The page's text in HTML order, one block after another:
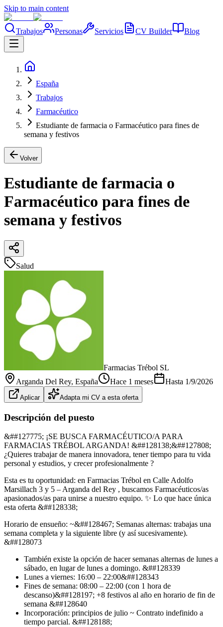
Skip to main content
Trabajos Personas Servicios CV Builder Blog
España
Trabajos
Farmacéutico
Estudiante de farmacia o Farmacéutico para fines de
semana y festivos
Volver
Estudiante de farmacia o
Farmacéutico para fines de
semana y festivos
Salud
Farmacias Trébol SL
Arganda Del Rey, España Hace 1 meses Hasta 1/9/2026
Aplicar Adapta mi CV a esta oferta
Descripción del puesto
&##127775; ¡SE BUSCA FARMACÉUTICO/A PARA
FARMACIAS TRÉBOL ARGANDA! &##128138;&##127808;
¿Quieres trabajar de manera innovadora, tener tiempo para tu vida
personal y estudios, y crecer profesionalmente ?
Esta es tu oportunidad: en Farmacias Trébol en Calle Adolfo
Marsillach 3 y 5 – Arganda del Rey , buscamos Farmacéuticos/as
apasionados/as para unirse a nuestro equipo. ✨ Lo que hace única
esta oferta &##128338;
Horario de ensueño: ~&##128467;️ Semanas alternas: trabajas una
semana completa y la siguiente libre (y así sucesivamente).
&##128073
También existe la opción de hacer semanas alternas de lunes a
sábado, en lugar de lunes a domingo. &##128339
Lunes a viernes: 16:00 – 22:00&##128343
Fines de semana: 08:00 – 22:00 (con 1 hora de
descanso)&##128197; +8 festivos al año en horario de fin de
semana &##128640
Incorporación: principios de julio ~ Contrato indefinido a
tiempo parcial. &##128188;